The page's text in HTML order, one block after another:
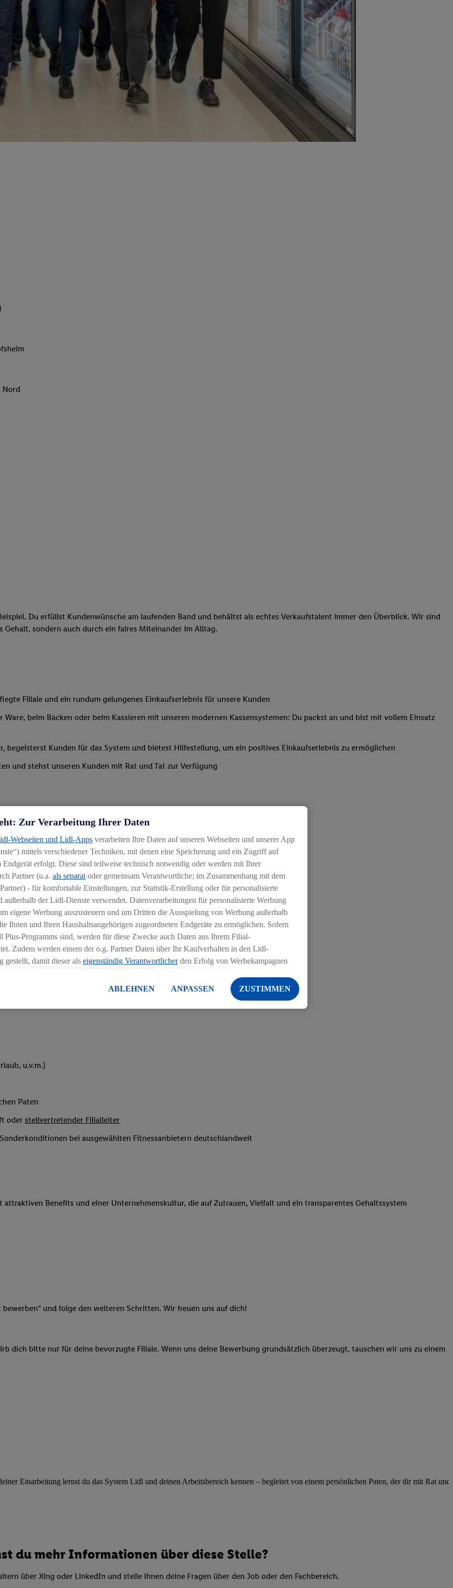
Nord
Du erfüllst Kundenwünsche am laufenden Band und behältst als echtes Verkaufstalent immer den Überblick. Wir sind
sondern auch durch ein faires Miteinander im Alltag.
Filiale und ein rundum gelungenes Einkaufserlebnis für unsere Kunden
beim Backen oder beim Kassieren mit unseren modernen Kassensystemen: Du packst an und bist mit vollem Einsatz
begeisterst Kunden für das System und bietest Hilfestellung, um ein positives Einkaufserlebnis zu ermöglichen
und stehst unseren Kunden mit Rat und Tat zur Verfügung
an wechselnde Aufgaben
in Absprache mit der Führungskraft
u.v.m.)
Paten
oder stellvertretender Filialleiter
bei ausgewählten Fitnessanbietern deutschlandweit
Benefits und einer Unternehmenskultur, die auf Zutrauen, Vielfalt und ein transparentes Gehaltssystem
und folge den weiteren Schritten. Wir freuen uns auf dich!
dich bitte nur für deine bevorzugte Filiale. Wenn uns deine Bewerbung grundsätzlich überzeugt, tauschen wir uns zu einem
Einarbeitung lernst du das System Lidl und deinen Arbeitsbereich kennen – begleitet von einem persönlichen Paten, der dir mit Rat und
du mehr Informationen über diese Stelle?
über Xing oder LinkedIn und stelle ihnen deine Fragen über den Job oder den Fachbereich.
Zur Verarbeitung Ihrer Daten
Webseiten und Lidl-Apps verarbeiten Ihre Daten auf unseren Webseiten und unserer App
mittels verschiedener Techniken, mit denen eine Speicherung und ein Zugriff auf
erfolgt. Diese sind teilweise technisch notwendig oder werden mit Ihrer
Partner (u.a. als separat oder gemeinsam Verantwortliche; im Zusammenhang mit dem
Partner) - für komfortable Einstellungen, zur Statistik-Erstellung oder für personalisierte
außerhalb der Lidl-Dienste verwendet. Datenverarbeitungen für personalisierte Werbung
eigene Werbung auszusteuern und um Dritten die Ausspielung von Werbung außerhalb
Ihnen und Ihren Haushaltsangehörigen zugeordneten Endgeräte zu ermöglichen. Sofern
Plus-Programms sind, werden für diese Zwecke auch Daten aus Ihrem Filial-
Zudem werden einem der o.g. Partner Daten über Ihr Kaufverhalten in den Lidl-
gestellt, damit dieser als eigenständig Verantwortlicherden Erfolg von Werbekampagnen
Werbung basiert auf der Generierung von auch mit Daten von anderen Diensten
Dies umfasst die Zusammenführung von Daten (z.B. über Ihre Nutzung der Lidl-Dienste,
Lidl-Diensten, Informationen aus Ihrem Kundenkonto - z.B. Alter oder Geschlecht -
dem Zugriff auf Informationen auf Ihren Endgeräten zur Erstellung von Zielgruppen
Im Zusammenhang mit dem Ausspielen dieser Werbung erfolgen Verarbeitungen auch
und Optimierung dieser Werbeausspielungen.
mit einem der oben genannten Partner verwendet werden, um daraus eine
zu erstellen (die sogenannte EUID), die wir sodann ähnlich wie die sogleich
auszuspielen. Hierzu wird von uns und einem der anderen oben genannten Partner
Referenz, wie z.B. Ihrer Mobilfunknummer, eine Kennung für Utiq erstellt. Wir
speziell zur Nutzung der Utiq-Technologie - zusätzlich zur weiter unten erläuterten
können Sie nur den Einsatz notwendiger Techniken zulassen. Durch einen
mit Wirkung für die Zukunft zu widerrufen, finden Sie in unseren
Inhalten, Abgleichung und Kombination von Daten aus unterschiedlichen Quellen,
Statistiken oder Kombinationen von Daten aus verschiedenen Quellen. Verwendung
ABLEHNEN ANPASSEN ZUSTIMMEN